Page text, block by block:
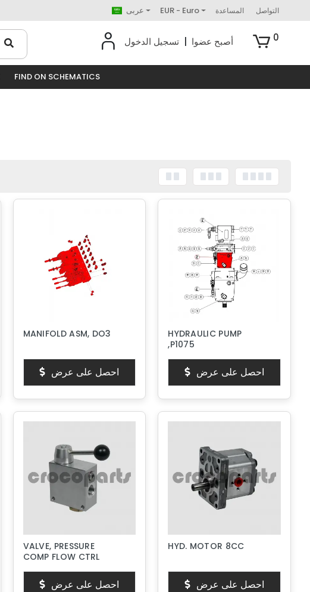
عربى EUR - Euro المساعدة التواصل
تسجيل الدخول أصبح عضوا 0
FIND ON SCHEMATICS
MANIFOLD ASM, DO3
احصل على عرض
HYDRAULIC PUMP
,P1075
احصل على عرض
VALVE, PRESSURE
COMP FLOW CTRL
احصل على عرض
HYD. MOTOR 8CC
احصل على عرض